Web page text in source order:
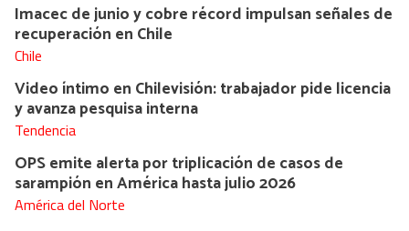
Imacec de junio y cobre récord impulsan señales de
recuperación en Chile
Chile
Video íntimo en Chilevisión: trabajador pide licencia
y avanza pesquisa interna
Tendencia
OPS emite alerta por triplicación de casos de
sarampión en América hasta julio 2026
América del Norte